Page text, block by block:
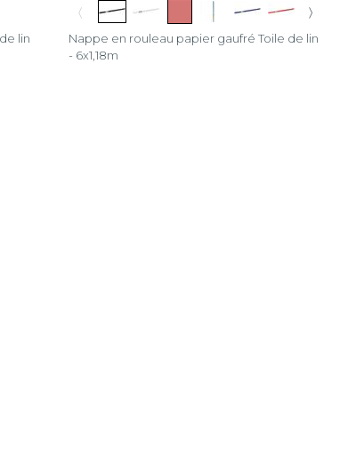
lin
〈
〉
Nappe en rouleau papier gaufré Toile de lin
- 6x1,18m